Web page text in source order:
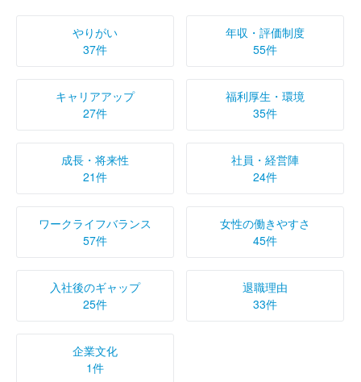
やりがい
37件
年収・評価制度
55件
キャリアアップ
27件
福利厚生・環境
35件
成長・将来性
21件
社員・経営陣
24件
ワークライフバランス
57件
女性の働きやすさ
45件
入社後のギャップ
25件
退職理由
33件
企業文化
1件